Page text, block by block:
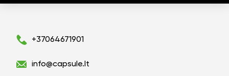
+37064671901
info@capsule.lt